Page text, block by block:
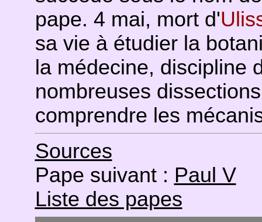
pape. 4 mai, mort d'
sa vie à étudier la
la médecine, discipline
nombreuses
comprendre les
Sources
Pape suivant : Paul V
Liste des papes